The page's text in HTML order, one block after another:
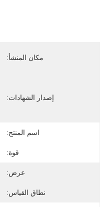
مكان المنشأ:
إصدار الشهادات:
اسم المنتج:
قوة:
عرض:
نطاق القياس: